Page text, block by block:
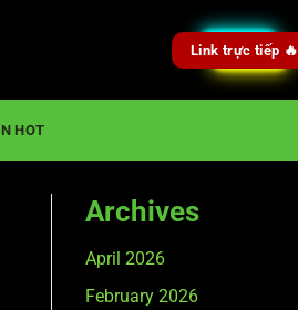
Link trực tiếp 🔥
HOT
Archives
April 2026
February 2026